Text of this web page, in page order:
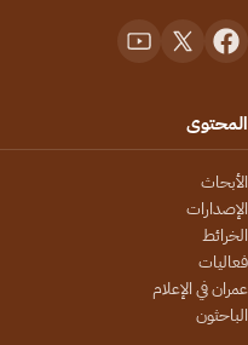
المحتوى
الأبحاث
الإصدارات
الخرائط
فعاليات
عمران في الإعلام
الباحثون